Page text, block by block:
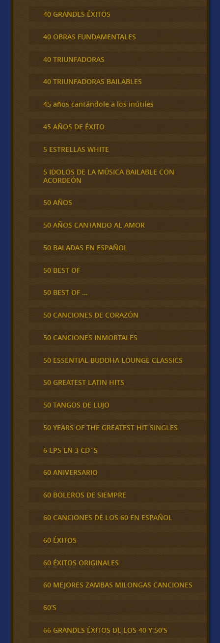
40 GRANDES ÉXITOS
40 OBRAS FUNDAMENTALES
40 TRIUNFADORAS
40 TRIUNFADORAS BAILABLES
45 años cantándole a los inútiles
45 AÑOS DE ÉXITO
5 ESTRELLAS WHITE
5 IDOLOS DE LA MÚSICA BAILABLE CON
ACORDEÓN
50 AÑOS
50 AÑOS CANTANDO AL AMOR
50 BALADAS EN ESPAÑOL
50 BEST OF
50 BEST OF …
50 CANCIONES DE CORAZÓN
50 CANCIONES INMORTALES
50 ESSENTIAL BUDDHA LOUNGE CLASSICS
50 GREATEST LATIN HITS
50 TANGOS DE LUJO
50 YEARS OF THE GREATEST HIT SINGLES
6 LPS EN 3 CD´S
60 ANIVERSARIO
60 BOLEROS DE SIEMPRE
60 CANCIONES DE LOS 60 EN ESPAÑOL
60 ÉXITOS
60 ÉXITOS ORIGINALES
60 MEJORES ZAMBAS MILONGAS CANCIONES
60'S
66 GRANDES ÉXITOS DE LOS 40 Y 50'S